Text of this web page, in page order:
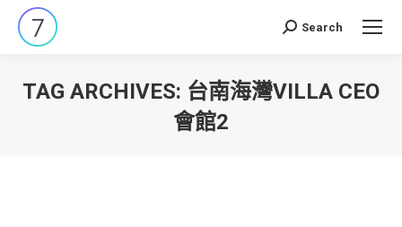
Search:
Search
TAG ARCHIVES: 台南海灣VILLA CEO
會館2